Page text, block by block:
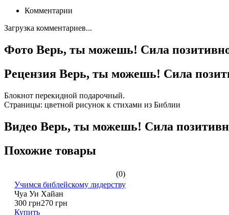
Комментарии
Загрузка комментариев...
Фото Верь, ты можешь! Сила
Рецензия Верь, ты можешь! Сила
Блокнот перекидной подарочный.
Страницы: цветной рисунок к стихами из Библии
Видео Верь, ты можешь! Сила
Похожие товары
(0)
Учимся библейскому лидерству
Чуа Уи Хайан
300 грн270 грн
Купить